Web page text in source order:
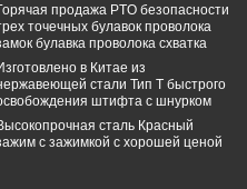
продажа PTO безопасности
точечных булавок проволока
булавка проволока схватка
в Китае из
стали Тип T быстрого
штифта с шнурком
сталь Красный
с зажимкой с хорошей ценой